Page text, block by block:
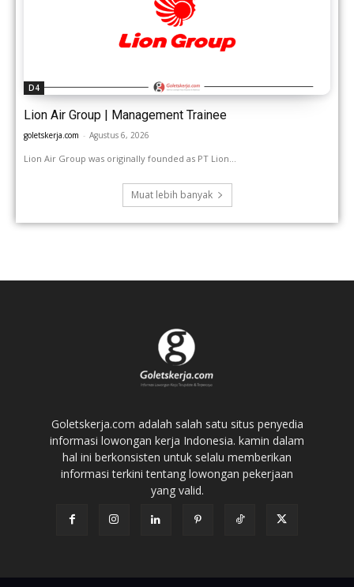
D4
Lion Air Group | Management Trainee
goletskerja.com - Agustus 6, 2026
Lion Air Group was originally founded as PT Lion...
Muat lebih banyak
Goletskerja.com adalah salah satu situs penyedia
informasi lowongan kerja Indonesia. kamin dalam
hal ini berkonsisten untuk selalu memberikan
informasi terkini tentang lowongan pekerjaan
yang valid.